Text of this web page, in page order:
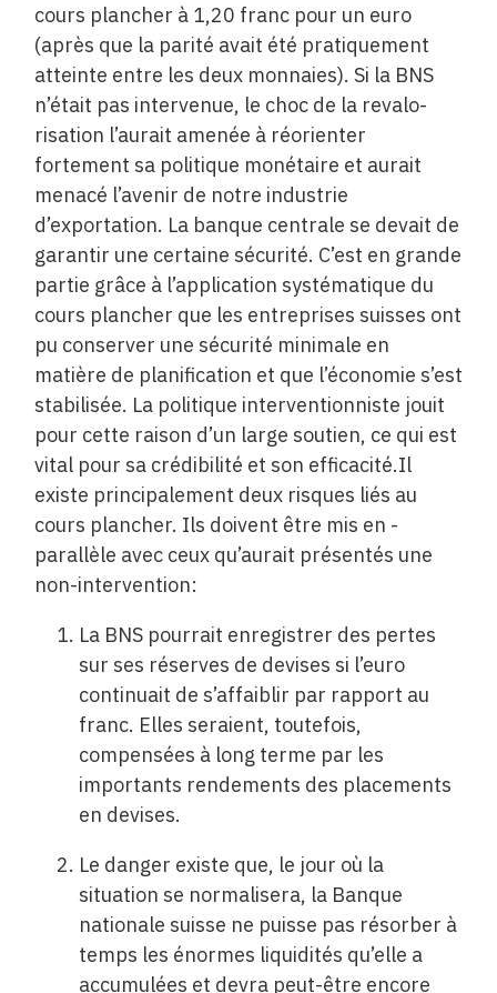
cours plancher à 1,20 franc pour un euro
(après que la parité avait été pratiquement
atteinte entre les deux monnaies). Si la BNS
n’était pas intervenue, le choc de la revalo­
risation l’aurait amenée à réorienter
fortement sa politique monétaire et aurait
menacé l’avenir de notre industrie
d’exportation. La banque centrale se devait de
garantir une certaine sécurité. C’est en grande
partie grâce à l’application systématique du
cours plancher que les entreprises suisses ont
pu conserver une sécurité minimale en
matière de planification et que l’économie s’est
stabilisée. La politique interventionniste jouit
pour cette raison d’un large soutien, ce qui est
vital pour sa crédibilité et son efficacité.Il
existe principalement deux risques liés au
cours plancher. Ils doivent être mis en ­
parallèle avec ceux qu’aurait présentés une
non-intervention:
La BNS pourrait enregistrer des pertes
sur ses réserves de devises si l’euro
continuait de s’affaiblir par rapport au
franc. Elles seraient, toutefois,
compensées à long terme par les
importants rendements des placements
en devises.
Le danger existe que, le jour où la
situation se normalisera, la Banque
nationale suisse ne puisse pas résorber à
temps les énormes liquidités qu’elle a
accumulées et devra peut-être encore